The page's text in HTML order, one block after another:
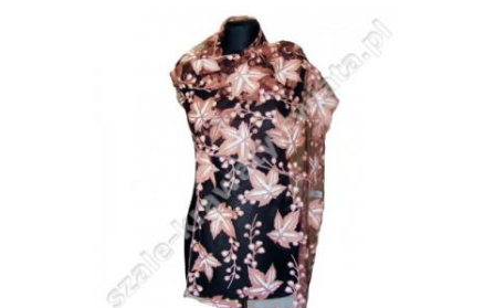
do koszyka